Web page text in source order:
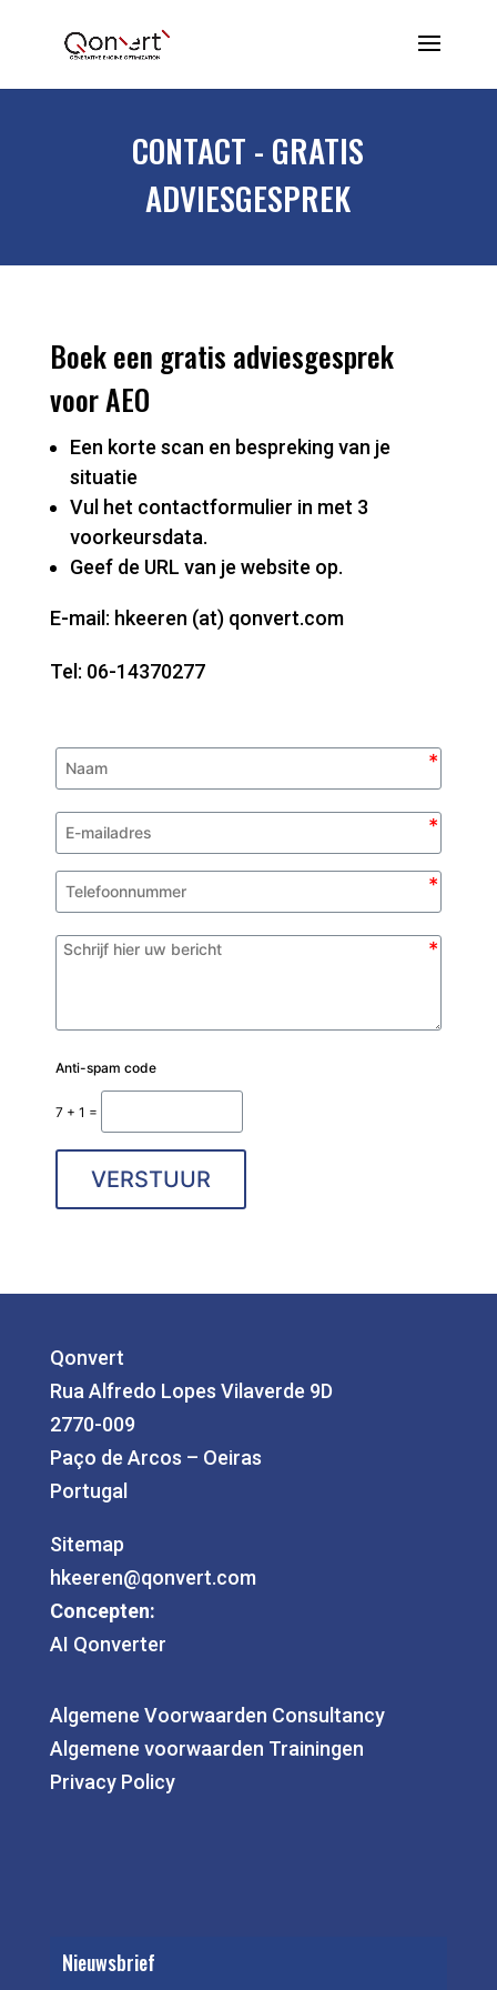
CONTACT - GRATIS
ADVIESGESPREK
Boek een gratis adviesgesprek
voor AEO
Een korte scan en bespreking van je
situatie
Vul het contactformulier in met 3
voorkeursdata.
Geef de URL van je website op.
E-mail: hkeeren (at) qonvert.com
Tel: 06-14370277
Anti-spam code
7 + 1 =
VERSTUUR
Qonvert
Rua Alfredo Lopes Vilaverde 9D
2770-009
Paço de Arcos – Oeiras
Portugal
Sitemap
hkeeren@qonvert.com
Concepten:
AI Qonverter
Algemene Voorwaarden Consultancy
Algemene voorwaarden Trainingen
Privacy Policy
Nieuwsbrief